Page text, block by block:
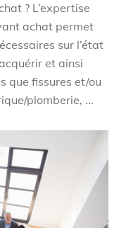
? L’expertise
achat permet
sur l’état
et ainsi
que fissures et/ou
plomberie, ...